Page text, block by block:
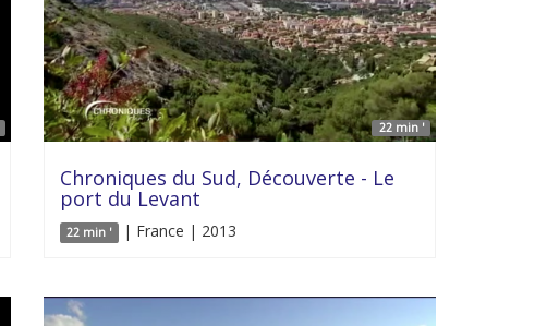
22 min '
Chroniques du Sud, Découverte - Le
port du Levant
22 min ' | France | 2013